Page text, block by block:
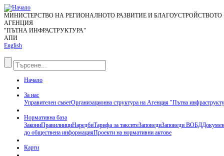
МИНИСТЕРСТВО НА РЕГИОНАЛНОТО РАЗВИТИЕ И БЛАГОУСТРОЙСТВОТО
АГЕНЦИЯ
"ПЪТНА ИНФРАСТРУКТУРА"
АПИ
English
Начало
За нас
Управителен съветОрганизационна структура на Агенция "Пътна
Нормативна база
ЗакониПравилнициНаредбиТарифа за такситеЗаповедиЗаповеди ВОБД
до обществена информацияПроекти на нормативни актове
Карти